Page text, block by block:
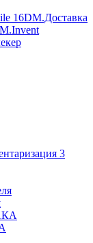
16DM.Доставка
3